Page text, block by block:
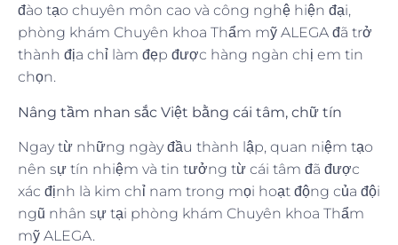
đào tạo chuyên môn cao và công nghệ hiện đại,
phòng khám Chuyên khoa Thẩm mỹ ALEGA đã trở
thành địa chỉ làm đẹp được hàng ngàn chị em tin
chọn.
Nâng tầm nhan sắc Việt bằng cái tâm, chữ tín
Ngay từ những ngày đầu thành lập, quan niệm tạo
nên sự tín nhiệm và tin tưởng từ cái tâm đã được
xác định là kim chỉ nam trong mọi hoạt động của đội
ngũ nhân sự tại phòng khám Chuyên khoa Thẩm
mỹ ALEGA.